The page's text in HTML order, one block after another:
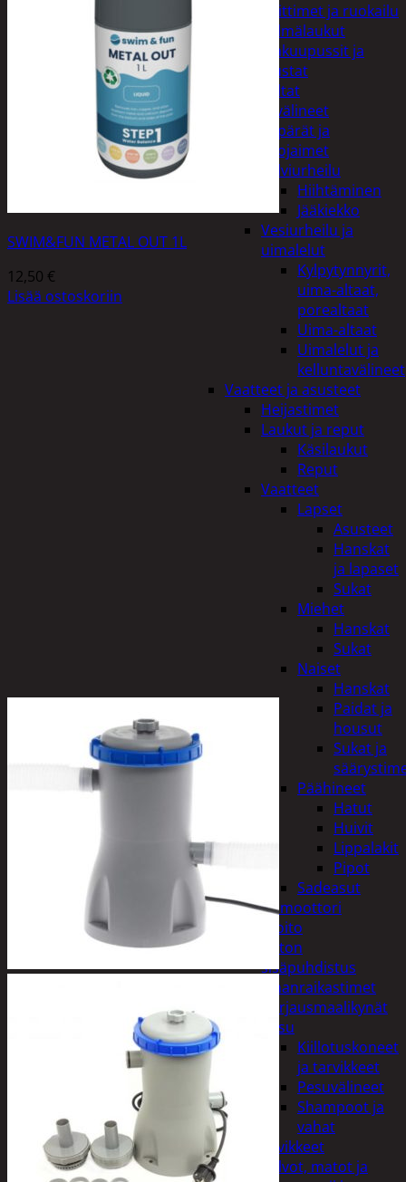
Keittimet ja ruokailu
Kylmälaukut
Makuupussit ja
alustat
Teltat
Urheiluvälineet
Kypärät ja
suojaimet
Talviurheilu
Hiihtäminen
Jääkiekko
Vesiurheilu ja
uimalelut
Kylpytynnyrit,
uima-altaat,
porealtaat
Uima-altaat
Uimalelut ja
kelluntavälineet
Vaatteet ja asusteet
Heijastimet
Laukut ja reput
Käsilaukut
Reput
Vaatteet
Lapset
Asusteet
Hanskat
ja lapaset
Sukat
Miehet
Hanskat
Sukat
Naiset
Hanskat
Paidat ja
housut
Sukat ja
Päähineet
Hatut
Huivit
Lippalakit
Pipot
Sadeasut
Auto, vene ja moottori
Autonhoito
Auton
sisäpuhdistus
Ilmanraikastimet
Korjausmaalikynät
Pesu
Kiillotuskoneet
ja tarvikkeet
Pesuvälineet
Shampoot ja
vahat
Autotarvikkeet
Kalvot, matot ja
SWIM&FUN METAL OUT 1L
12,50 €
Lisää ostoskoriin